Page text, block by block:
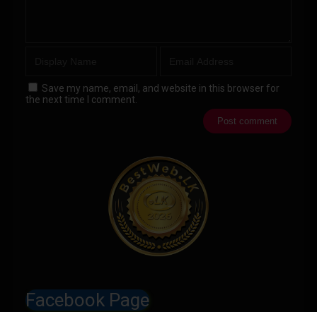
Save my name, email, and website in this browser for
the next time I comment.
Facebook Page